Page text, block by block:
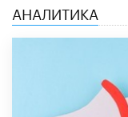
АНАЛИТИКА